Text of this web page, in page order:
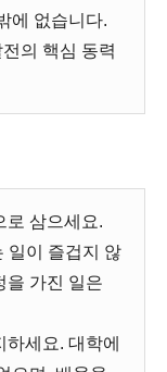
에 없습니다.
의 핵심 동력
로 삼으세요.
일이 즐겁지 않
을 가진 일은
세요. 대학에